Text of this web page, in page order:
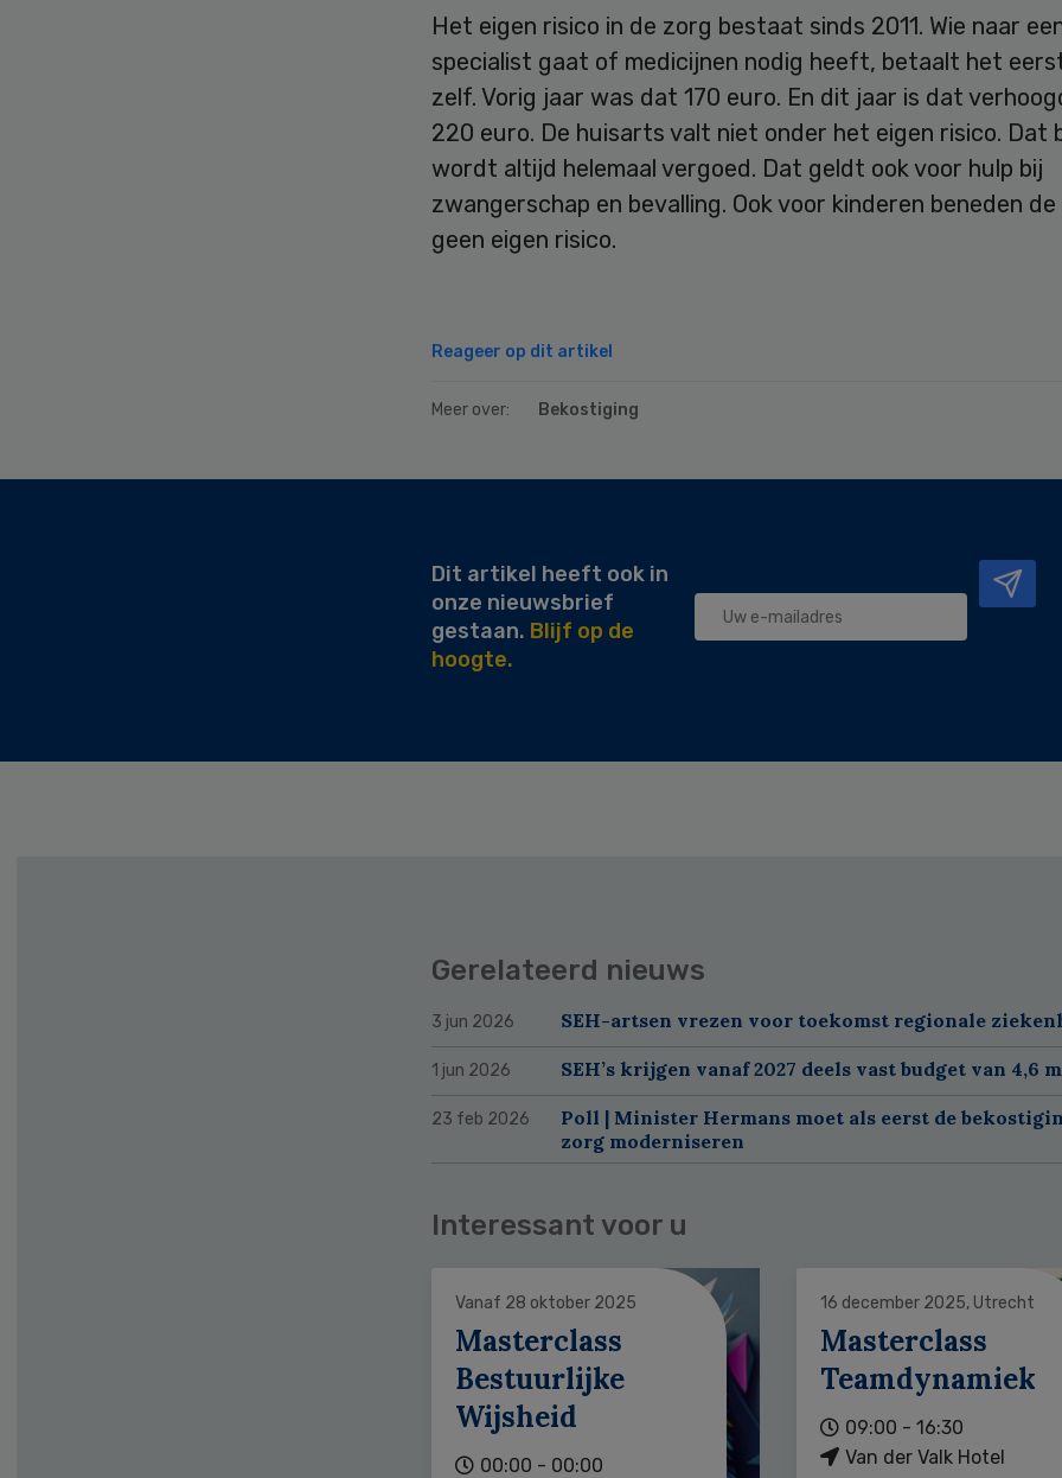
Het eigen risico in de zorg bestaat sinds 2011. Wie naar
specialist gaat of medicijnen nodig heeft, betaalt het
zelf. Vorig jaar was dat 170 euro. En dit jaar is dat
220 euro. De huisarts valt niet onder het eigen risico. Dat
wordt altijd helemaal vergoed. Dat geldt ook voor hulp bij
zwangerschap en bevalling. Ook voor kinderen beneden
geen eigen risico.
Reageer op dit artikel
Meer over: Bekostiging
Dit artikel heeft ook in
onze nieuwsbrief
gestaan. Blijf op de
hoogte.
Gerelateerd nieuws
3 jun 2026 SEH-artsen vrezen voor toekomst regionale
1 jun 2026 SEH’s krijgen vanaf 2027 deels vast budget van 4,6
23 feb 2026
Poll | Minister Hermans moet als eerst de
zorg moderniseren
Interessant voor u
Vanaf 28 oktober 2025
Masterclass
Bestuurlijke
Wijsheid
00:00 - 00:00
16 december 2025, Utrecht
Masterclass
Teamdynamiek
09:00 - 16:30
Van der Valk Hotel